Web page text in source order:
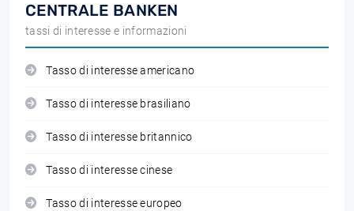
CENTRALE BANKEN
tassi di interesse e informazioni
Tasso di interesse americano
Tasso di interesse brasiliano
Tasso di interesse britannico
Tasso di interesse cinese
Tasso di interesse europeo